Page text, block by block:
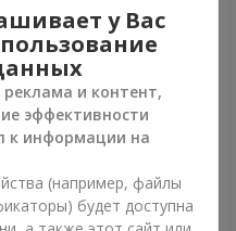
Микс "Планета роз" из 51
6 469 грн
у Вас
и контент,
эффективности
к информации на
(например, файлы
будет доступна